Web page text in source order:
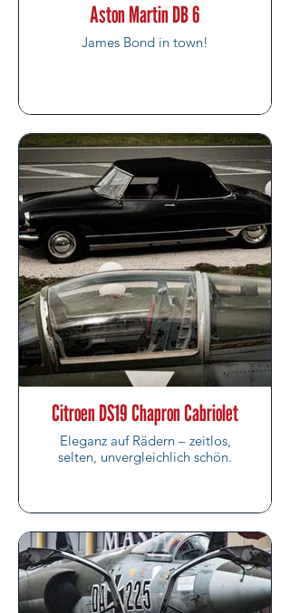
Aston Martin DB 6
James Bond in town!
Citroen DS19 Chapron Cabriolet
Eleganz auf Rädern – zeitlos,
selten, unvergleichlich schön.